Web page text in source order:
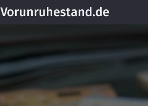
Vorunruhestand.de